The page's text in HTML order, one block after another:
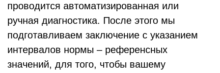
проводится автоматизированная или
ручная диагностика. После этого мы
подготавливаем заключение с указанием
интервалов нормы – референсных
значений, для того, чтобы вашему